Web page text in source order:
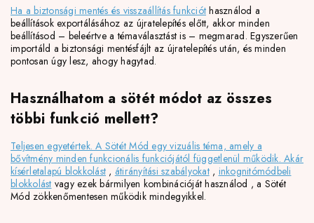
Ha a biztonsági mentés és visszaállítás funkciót használod a
beállítások exportálásához az újratelepítés előtt, akkor minden
beállításod – beleértve a témaválasztást is – megmarad. Egyszerűen
importáld a biztonsági mentésfájlt az újratelepítés után, és minden
pontosan úgy lesz, ahogy hagytad.
Használhatom a sötét módot az összes
többi funkció mellett?
Teljesen egyetértek. A Sötét Mód egy vizuális téma, amely a
bővítmény minden funkcionális funkciójától függetlenül működik. Akár
kísérletalapú blokkolást , átirányítási szabályokat, inkognitómódbeli
blokkolást vagy ezek bármilyen kombinációját használod , a Sötét
Mód zökkenőmentesen működik mindegyikkel.